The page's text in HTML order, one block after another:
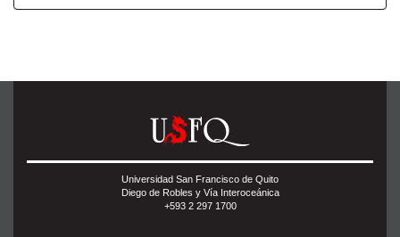
Universidad San Francisco de Quito
Diego de Robles y Vía Interoceánica
+593 2 297 1700